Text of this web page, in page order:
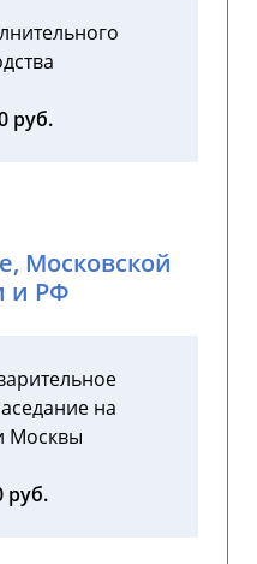
руб.
Московской
и РФ
на
Москвы
руб.